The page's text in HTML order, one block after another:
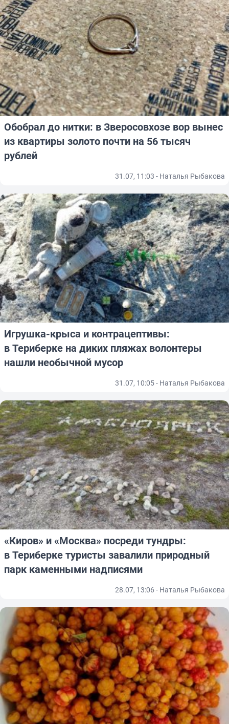
Обобрал до нитки: в Зверосовхозе вор вынес
из квартиры золото почти на 56 тысяч
рублей
31.07, 11:03 - Наталья Рыбакова
Игрушка-крыса и контрацептивы:
в Териберке на диких пляжах волонтеры
нашли необычной мусор
31.07, 10:05 - Наталья Рыбакова
«Киров» и «Москва» посреди тундры:
в Териберке туристы завалили природный
парк каменными надписями
28.07, 13:06 - Наталья Рыбакова